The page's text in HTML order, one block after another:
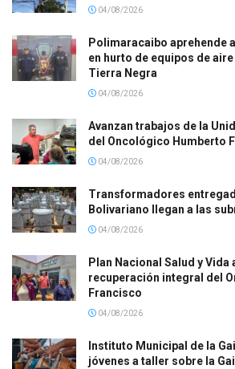
04/08/2026
Polimaracaibo aprehende
en hurto de equipos de
Tierra Negra
04/08/2026
Avanzan trabajos de la
del Oncológico Humberto
04/08/2026
Transformadores
Bolivariano llegan a las
04/08/2026
Plan Nacional Salud y Vida
recuperación integral del
Francisco
04/08/2026
Instituto Municipal de la
jóvenes a taller sobre la